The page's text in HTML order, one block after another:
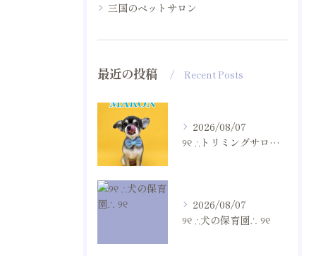
三国のペットサロン
最近の投稿 Recent Posts
2026/08/07
୨୧ ∴トリミングサロン∴ ୨୧
2026/08/07
୨୧ ∴犬の保育園∴ ୨୧